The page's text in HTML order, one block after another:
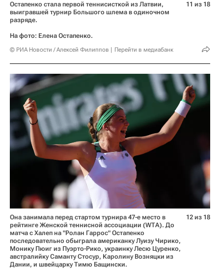
Остапенко стала первой теннисисткой из Латвии,
выигравшей турнир Большого шлема в одиночном
разряде.
На фото: Елена Остапенко.
© РИА Новости / Алексей Филиппов Перейти в медиабанк
11 из 18
Она занимала перед стартом турнира 47-е место в
рейтинге Женской теннисной ассоциации (WTA). До
матча с Халеп на "Ролан Гаррос" Остапенко
последовательно обыграла американку Луизу Чирико,
Монику Пюиг из Пуэрто-Рико, украинку Лесю Цуренко,
австралийку Саманту Стосур, Каролину Возняцки из
Дании, и швейцарку Тимю Бащински.
12 из 18